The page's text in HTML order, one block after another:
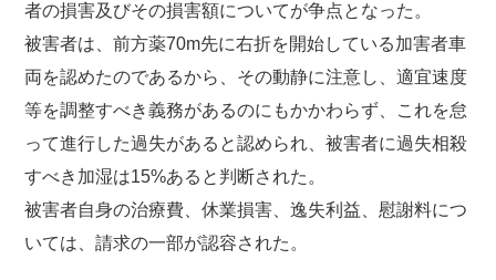
者の損害及びその損害額についてが争点となった。
被害者は、前方薬70m先に右折を開始している加害者車
両を認めたのであるから、その動静に注意し、適宜速度
等を調整すべき義務があるのにもかかわらず、これを怠
って進行した過失があると認められ、被害者に過失相殺
すべき加湿は15%あると判断された。
被害者自身の治療費、休業損害、逸失利益、慰謝料につ
いては、請求の一部が認容された。